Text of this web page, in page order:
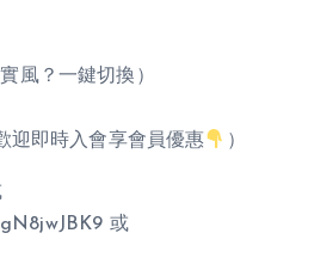
風？一鍵切換）
迎即時入會享會員優惠
）
或